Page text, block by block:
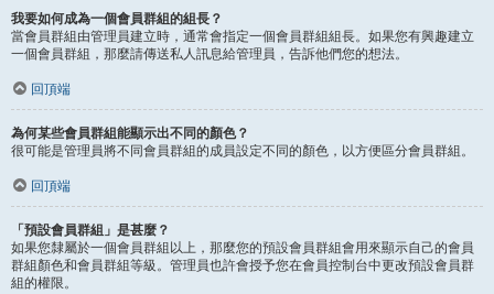
我要如何成為一個會員群組的組長？
當會員群組由管理員建立時，通常會指定一個會員群組組長。如果您有興趣建立
一個會員群組，那麼請傳送私人訊息給管理員，告訴他們您的想法。
回頂端
為何某些會員群組能顯示出不同的顏色？
很可能是管理員將不同會員群組的成員設定不同的顏色，以方便區分會員群組。
回頂端
「預設會員群組」是甚麼？
如果您隸屬於一個會員群組以上，那麼您的預設會員群組會用來顯示自己的會員
群組顏色和會員群組等級。管理員也許會授予您在會員控制台中更改預設會員群
組的權限。